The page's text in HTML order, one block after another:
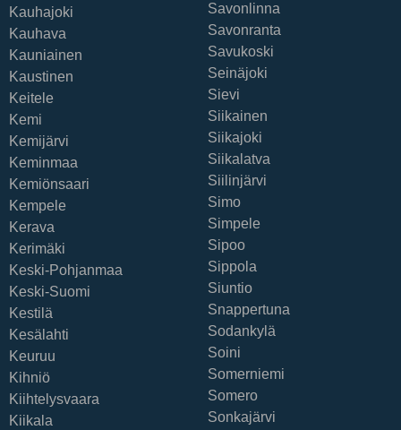
Kauhajoki
Kauhava
Kauniainen
Kaustinen
Keitele
Kemi
Kemijärvi
Keminmaa
Kemiönsaari
Kempele
Kerava
Kerimäki
Keski-Pohjanmaa
Keski-Suomi
Kestilä
Kesälahti
Keuruu
Kihniö
Kiihtelysvaara
Kiikala
Savonlinna
Savonranta
Savukoski
Seinäjoki
Sievi
Siikainen
Siikajoki
Siikalatva
Siilinjärvi
Simo
Simpele
Sipoo
Sippola
Siuntio
Snappertuna
Sodankylä
Soini
Somerniemi
Somero
Sonkajärvi